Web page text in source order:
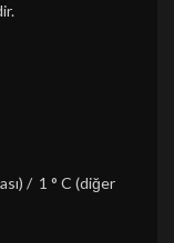
/ 1 ° C (diğer